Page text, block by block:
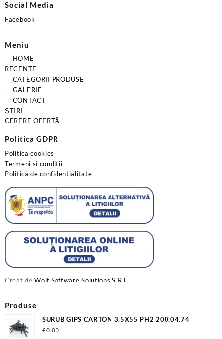
Social Media
Facebook
Meniu
HOME
RECENTE
CATEGORII PRODUSE
GALERIE
CONTACT
ȘTIRI
CERERE OFERTĂ
Politica GDPR
Politica cookies
Termeni si conditii
Politica de confidentialitate
Creat deWolf Software Solutions S.R.L.
Produse
SURUB GIPS CARTON 3.5X55 PH2 200.04.74
£0.00